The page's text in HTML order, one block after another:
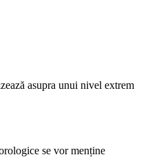
asupra unui nivel extrem
se vor menține